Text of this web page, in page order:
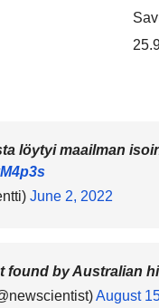
löytyi maailman
June 2, 2022
found by Australian
August